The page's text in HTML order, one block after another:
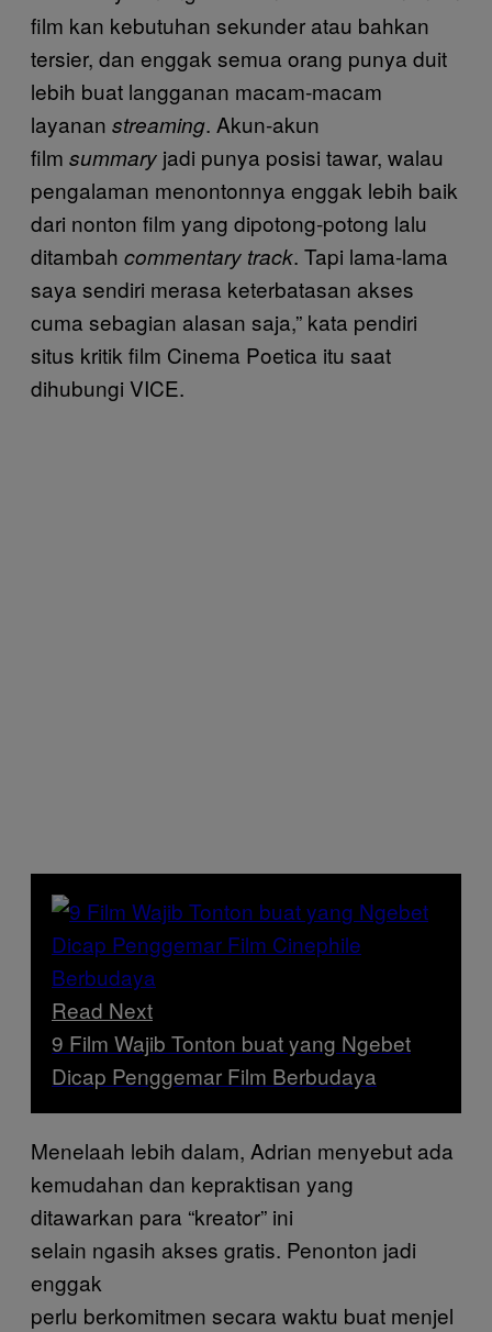
film kan kebutuhan sekunder atau bahkan
tersier, dan enggak semua orang punya duit
lebih buat langganan macam-macam
layanan streaming. Akun-akun
film summary jadi punya posisi tawar, walau
pengalaman menontonnya enggak lebih baik
dari nonton film yang dipotong-potong lalu
ditambah commentary track. Tapi lama-lama
saya sendiri merasa keterbatasan akses
cuma sebagian alasan saja,” kata pendiri
situs kritik film Cinema Poetica itu saat
dihubungi VICE.
Read Next
9 Film Wajib Tonton buat yang Ngebet
Dicap Penggemar Film Berbudaya
Menelaah lebih dalam, Adrian menyebut ada
kemudahan dan kepraktisan yang
ditawarkan para “kreator” ini
selain ngasih akses gratis. Penonton jadi
enggak
perlu berkomitmen secara waktu buat menjel